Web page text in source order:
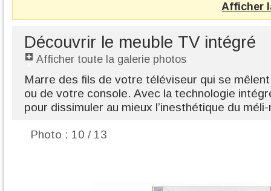
Afficher
Découvrir le meuble TV intégré
Afficher toute la galerie photos
Marre des fils de votre téléviseur qui se
ou de votre console. Avec la technologie
pour dissimuler au mieux l’inesthétique du
Photo : 10 / 13